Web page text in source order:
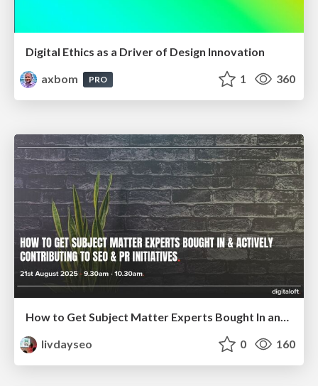
Digital Ethics as a Driver of Design Innovation
axbom
PRO 1 360
livdayseo
0 160